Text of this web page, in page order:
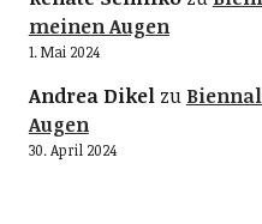
meinen Augen
1. Mai 2024
Andrea Dikelzu
Augen
30. April 2024